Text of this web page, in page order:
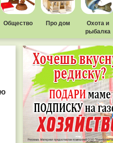
Общество Про дом
Охота и
рыбалка